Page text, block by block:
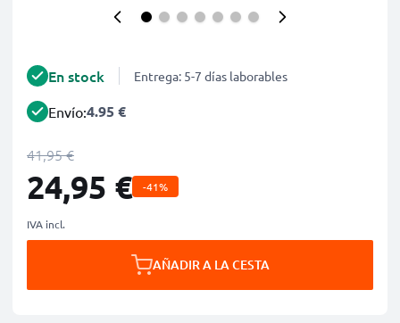
En stock Entrega: 5-7 días laborables
Envío:4.95 €
41,95 €
24,95 € -41%
IVA incl.
AÑADIR A LA CESTA